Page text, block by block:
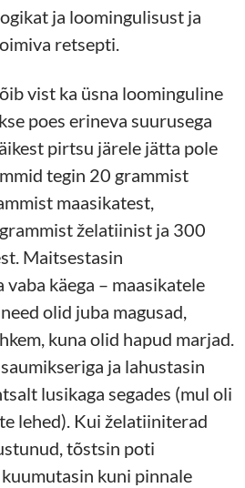
ja loomingulisust ja
retsepti.
vist ka üsna loominguline
poes erineva suurusega
pirtsu järele jätta pole
tegin 20 grammist
maasikatest,
želatiinist ja 300
Maitsestasin
käega – maasikatele
olid juba magusad,
kuna olid hapud marjad.
ja lahustasin
lusikaga segades (mul oli
lehed). Kui želatiiniterad
tõstsin poti
kuni pinnale